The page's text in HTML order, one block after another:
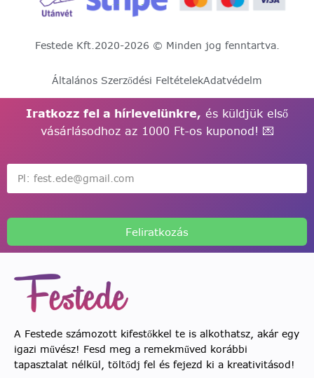
Festede Kft.2020-2026 © Minden jog fenntartva.
Általános Szerződési FeltételekAdatvédelm
Iratkozz fel a hírlevelünkre, és küldjük első
vásárlásodhoz az 1000 Ft-os kuponod! 💌
Feliratkozás
A Festede számozott kifestőkkel te is alkothatsz, akár egy
igazi művész! Fesd meg a remekműved korábbi
tapasztalat nélkül, töltődj fel és fejezd ki a kreativitásod!